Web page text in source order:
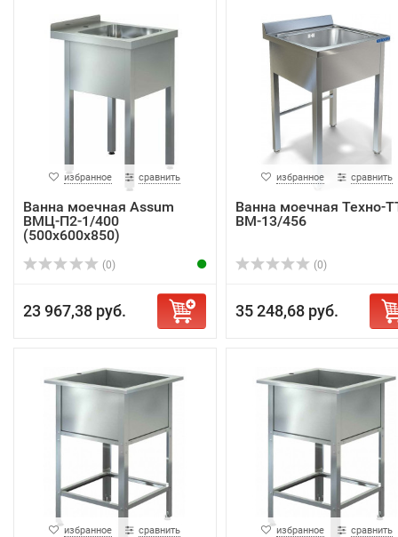
избранное сравнить
Ванна моечная Assum
ВМЦ-П2-1/400
(500х600х850)
(0)
23 967,38 руб.
избранное сравнить
Ванна моечная Техно-
ВМ-13/456
(0)
35 248,68 руб.
избранное сравнить избранное сравнить